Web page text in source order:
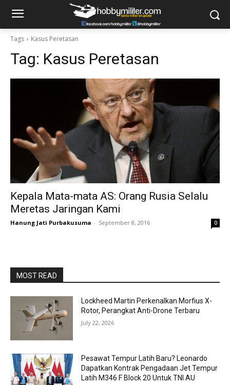
Tags Kasus Peretasan
Tag: Kasus Peretasan
Kepala Mata-mata AS: Orang Rusia Selalu
Meretas Jaringan Kami
Hanung Jati Purbakusuma - September 8, 2016 0
MOST READ
Lockheed Martin Perkenalkan Morfius X-
Rotor, Perangkat Anti-Drone Terbaru
July 22, 2026
Pesawat Tempur Latih Baru? Leonardo
Dapatkan Kontrak Pengadaan Jet Tempur
Latih M346 F Block 20 Untuk TNI AU